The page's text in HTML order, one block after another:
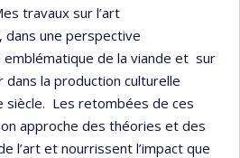
travaux sur l’art
une perspective
de la viande et sur
dans la production culturelle
siècle. Les retombées de ces
approche des théories et des
l’art et nourrissent l’impact que